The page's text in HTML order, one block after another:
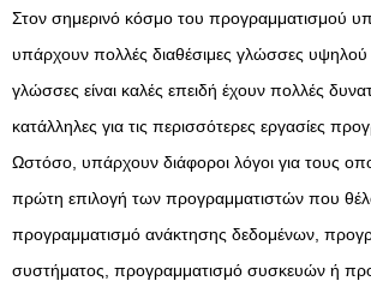
Στον σημερινό κόσμο του προγραμματισμού
υπάρχουν πολλές διαθέσιμες γλώσσες υψηλού
γλώσσες είναι καλές επειδή έχουν πολλές
κατάλληλες για τις περισσότερες εργασίες
Ωστόσο, υπάρχουν διάφοροι λόγοι για τους
πρώτη επιλογή των προγραμματιστών που
προγραμματισμό ανάκτησης δεδομένων,
συστήματος, προγραμματισμό συσκευών ή